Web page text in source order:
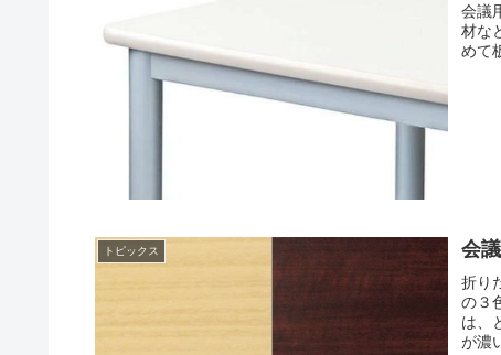
会議
材な
めて
トピックス 会
折り
の３
は、
が濃